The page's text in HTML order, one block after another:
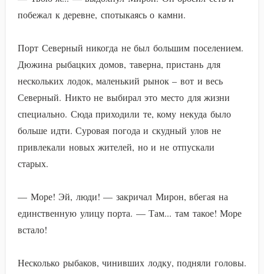
побежал к деревне, спотыкаясь о камни.
Порт Северный никогда не был большим поселением.
Дюжина рыбацких домов, таверна, пристань для
нескольких лодок, маленький рынок – вот и весь
Северный. Никто не выбирал это место для жизни
специально. Сюда приходили те, кому некуда было
больше идти. Суровая погода и скудный улов не
привлекали новых жителей, но и не отпускали
старых.
— Море! Эй, люди! — закричал Мирон, вбегая на
единственную улицу порта. — Там... там такое! Море
встало!
Несколько рыбаков, чинивших лодку, подняли головы.